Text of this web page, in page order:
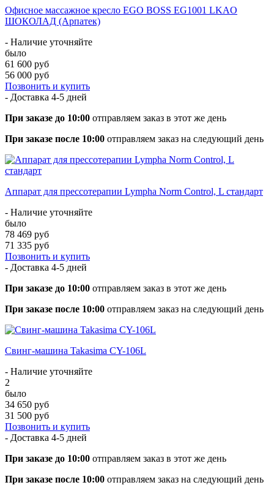
Офисное массажное кресло EGO BOSS EG1001 LKAO
ШОКОЛАД (Арпатек)
- Наличие уточняйте
было
61 600 руб
56 000 руб
Позвонить и купить
- Доставка 4-5 дней
При заказе до 10:00 отправляем заказ в этот же день
При заказе после 10:00 отправляем заказ на следующий день
Аппарат для прессотерапии Lympha Norm Control, L стандарт
- Наличие уточняйте
было
78 469 руб
71 335 руб
Позвонить и купить
- Доставка 4-5 дней
При заказе до 10:00 отправляем заказ в этот же день
При заказе после 10:00 отправляем заказ на следующий день
Свинг-машина Takasima CY-106L
- Наличие уточняйте
2
было
34 650 руб
31 500 руб
Позвонить и купить
- Доставка 4-5 дней
При заказе до 10:00 отправляем заказ в этот же день
При заказе после 10:00 отправляем заказ на следующий день